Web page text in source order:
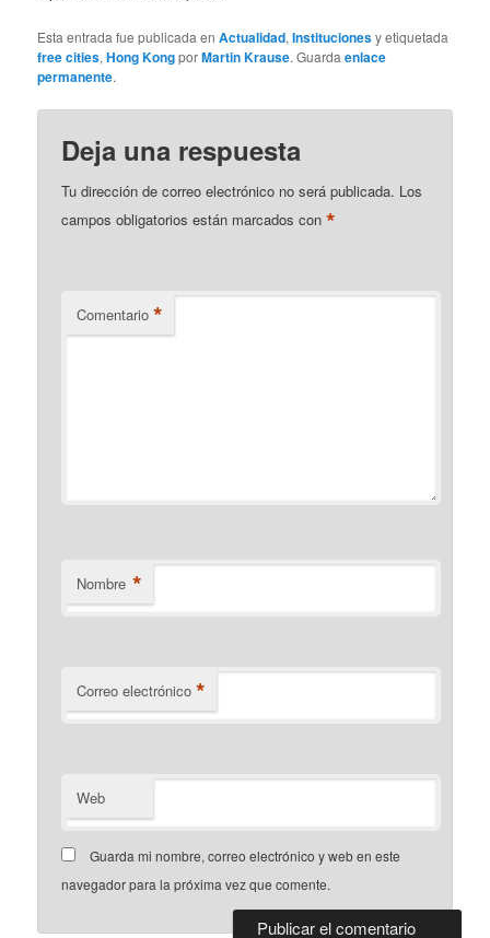
Esta entrada fue publicada enActualidad,Institucionesy etiquetada
free cities,Hong KongporMartin Krause. Guardaenlace
permanente.
Deja una respuesta
Tu dirección de correo electrónico no será publicada. Los
campos obligatorios están marcados con*
Comentario *
Nombre *
Correo electrónico *
Web
Guarda mi nombre, correo electrónico y web en este
navegador para la próxima vez que comente.